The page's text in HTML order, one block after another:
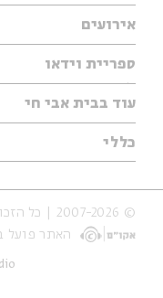
אירועים
עיון
אנגלית
נוער
סדרות
אירועי עבר
אירועים בירושלים
ספריית וידאו
ילדים
מוזיקה
עיון
מיוחדים
עוד בבית אבי חי
תערוכות
מיוחדים
כללי
אודות
הצהרת נגישות
תנאי שימוש והצהרת פרטיות
© 2007-2026 | כל הזכויות שמורות לבית אבי חי
האתר פועל